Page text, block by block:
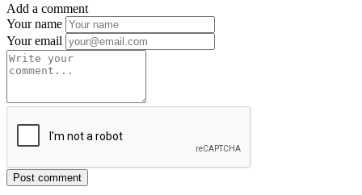
Add a comment
Your name
Your email
Post comment